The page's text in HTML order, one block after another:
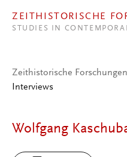
ZEITHISTORISCHE
STUDIES IN
Zeithistorische Forschungen
Interviews
Wolfgang